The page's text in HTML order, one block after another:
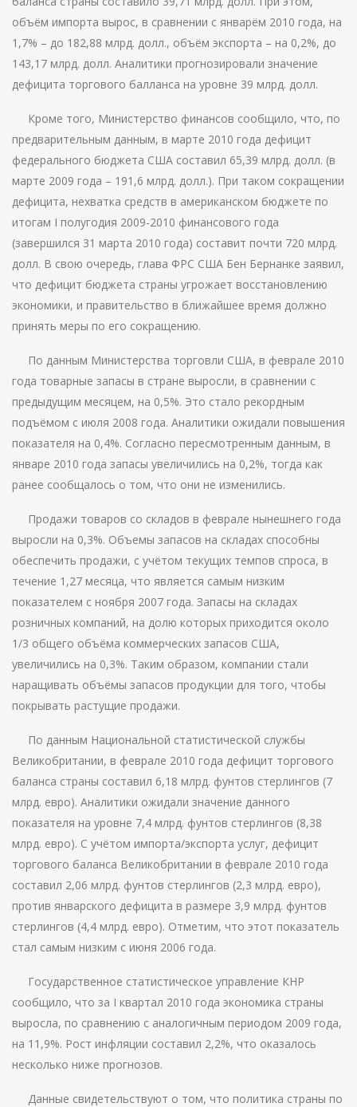
объём импорта вырос, в сравнении с январём 2010 года, на
1,7% – до 182,88 млрд. долл., объём экспорта – на 0,2%, до
143,17 млрд. долл. Аналитики прогнозировали значение
дефицита торгового балланса на уровне 39 млрд. долл.
Кроме того, Министерство финансов сообщило, что, по
предварительным данным, в марте 2010 года дефицит
федерального бюджета США составил 65,39 млрд. долл. (в
марте 2009 года – 191,6 млрд. долл.). При таком сокращении
дефицита, нехватка средств в американском бюджете по
итогам I полугодия 2009-2010 финансового года
(завершился 31 марта 2010 года) составит почти 720 млрд.
долл. В свою очередь, глава ФРС США Бен Бернанке заявил,
что дефицит бюджета страны угрожает восстановлению
экономики, и правительство в ближайшее время должно
принять меры по его сокращению.
По данным Министерства торговли США, в феврале 2010
года товарные запасы в стране выросли, в сравнении с
предыдущим месяцем, на 0,5%. Это стало рекордным
подъёмом с июля 2008 года. Аналитики ожидали повышения
показателя на 0,4%. Согласно пересмотренным данным, в
январе 2010 года запасы увеличились на 0,2%, тогда как
ранее сообщалось о том, что они не изменились.
Продажи товаров со складов в феврале нынешнего года
выросли на 0,3%. Объемы запасов на складах способны
обеспечить продажи, с учётом текущих темпов спроса, в
течение 1,27 месяца, что является самым низким
показателем с ноября 2007 года. Запасы на складах
розничных компаний, на долю которых приходится около
1/3 общего объёма коммерческих запасов США,
увеличились на 0,3%. Таким образом, компании стали
наращивать объёмы запасов продукции для того, чтобы
покрывать растущие продажи.
По данным Национальной статистической службы
Великобритании, в феврале 2010 года дефицит торгового
баланса страны составил 6,18 млрд. фунтов стерлингов (7
млрд. евро). Аналитики ожидали значение данного
показателя на уровне 7,4 млрд. фунтов стерлингов (8,38
млрд. евро). С учётом импорта/экспорта услуг, дефицит
торгового баланса Великобритании в феврале 2010 года
составил 2,06 млрд. фунтов стерлингов (2,3 млрд. евро),
против январского дефицита в размере 3,9 млрд. фунтов
стерлингов (4,4 млрд. евро). Отметим, что этот показатель
стал самым низким с июня 2006 года.
Государственное статистическое управление КНР
сообщило, что за I квартал 2010 года экономика страны
выросла, по сравнению с аналогичным периодом 2009 года,
на 11,9%. Рост инфляции составил 2,2%, что оказалось
несколько ниже прогнозов.
Данные свидетельствуют о том, что политика страны по